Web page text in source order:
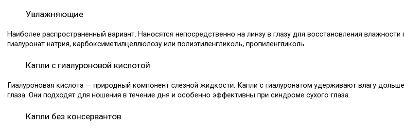
Увлажняющие
Наиболее распространенный вариант. Наносятся непосредственно на линзу в глазу для восстановления
гиалуронат натрия, карбоксиметилцеллюлозу или полиэтиленгликоль, пропиленгликоль.
Капли с гиалуроновой кислотой
Гиалуроновая кислота — природный компонент слезной жидкости. Капли с гиалуронатом удерживают влагу
глаза. Они подходят для ношения в течение дня и особенно эффективны при синдроме сухого глаза.
Капли без консервантов